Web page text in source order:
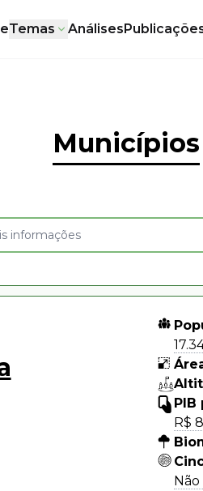
Temas Análises
Municípios
PIB
R$